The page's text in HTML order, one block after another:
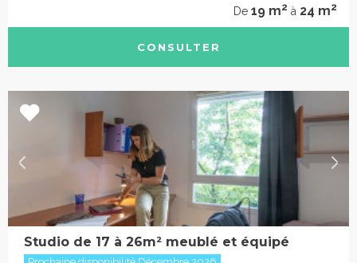
De 19 m2 à 24 m2
CONSULTER
Studio de 17 à 26m² meublé et équipé